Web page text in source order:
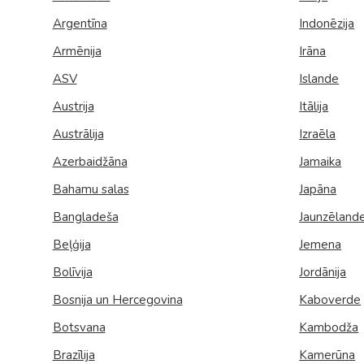
Grieķija: Roda
Gruzija: Batumi
Itālija: Sicīlija
Kipra
Madeira
Spānija: Barselona
Spānija: Malaga
TURCIJA
Turcija PREMIUM
Turcija: Bodruma
Dānija
Francija
Horvātija
Islande
Itālija
Kipra
Monako
Portugāle
Spānija
Šveice
Turcija
Vācija
Horvātija Norvēģija
Igaunija Polija
BALTA ceļojumu apdrošināšana
Lidojumu atcelšana un kavēšanās
Auto noma
Argentīna
Armēnija
ASV
Austrija
Austrālija
Azerbaidžāna
Bahamu salas
Bangladeša
Beļģija
Bolīvija
Bosnija un Hercegovina
Botsvana
Brazīlija
Indonēzija
Irāna
Islande
Itālija
Izraēla
Jamaika
Japāna
Jemena
Jordānija
Kaboverde
Kambodža
Kamerūna